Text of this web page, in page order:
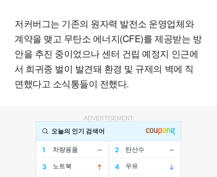
저커버그는 기존의 원자력 발전소 운영업체와
계약을 맺고 무탄소 에너지(CFE)를 제공받는 방
안을 추진 중이었으나 센터 건립 예정지 인근에
서 희귀종 벌이 발견돼 환경 및 규제의 벽에 직
면했다고 소식통들이 전했다.
ADVERTISEMENT